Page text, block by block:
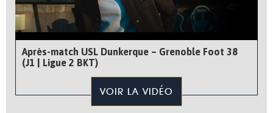
Après-match USL Dunkerque – Grenoble Foot 38
(J1 | Ligue 2 BKT)
VOIR LA VIDÉO